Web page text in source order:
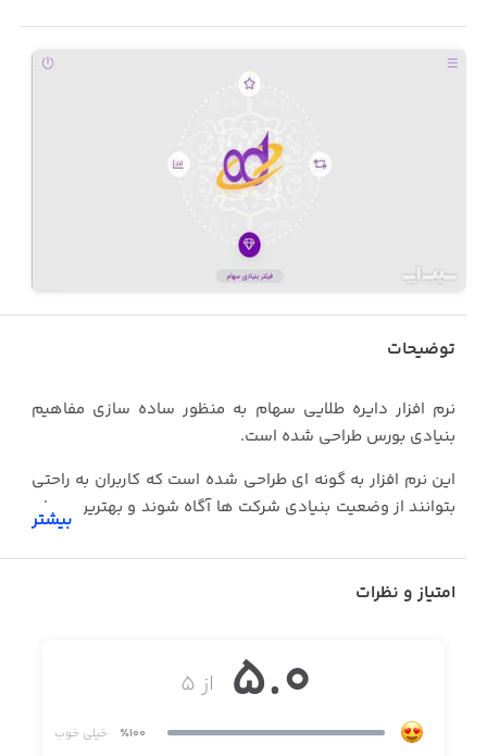
توضیحات
نرم افزار دایره طلایی سهام به منظور ساده سازی مفاهیم
بنیادی بورس طراحی شده است.
این نرم افزار به گونه ای طراحی شده است که کاربران به راحتی
بتوانند از وضعیت بنیادی شرکت ها آگاه شوند و بهترین سهام
توسط استراتژی روند سودآوری، استراتژی کانسلیم و استراتژی
بیشتر
امتیاز و نظرات
از ۵ 5.0
٪100 خیلی خوب